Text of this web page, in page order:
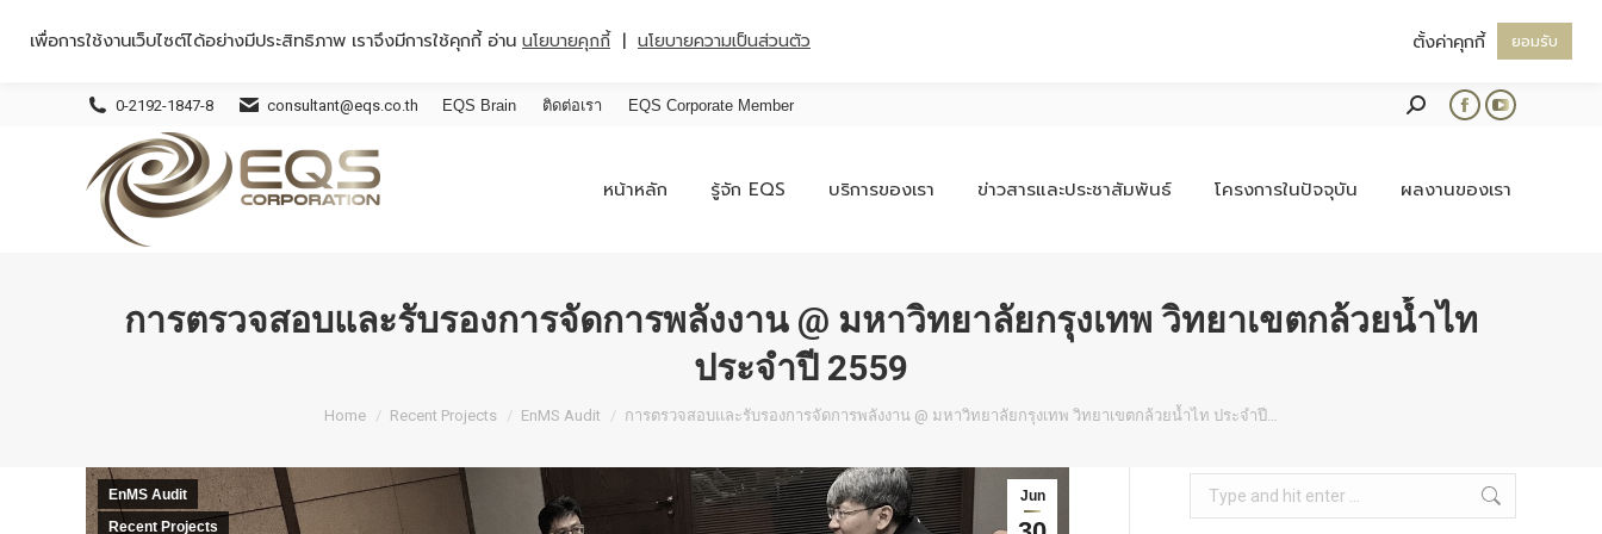
0-2192-1847-8 consultant@eqs.co.th EQS Brain ติดต่อเรา EQS Corporate Member Search:
Facebook
opens
YouTube
opens
หน้าหลัก รู้จัก EQS บริการของเรา ข่าวสารและประชาสัมพันธ์ โครงการในปัจจุบัน ผลงานของเรา
การตรวจสอบและรับรองการจัดการพลังงาน @ มหาวิทยาลัยกรุงเทพ วิทยาเขตกล้วยน้ำไท
ประจำปี 2559
You are here:
Home Recent Projects EnMS Audit การตรวจสอบและรับรองการจัดการพลังงาน @ มหาวิทยาลัยกรุงเทพ วิทยาเขตกล้วยน้ำไท ประจำปี…
Jun
EnMS Audit
Recent Projects
Search:
เพื่อการใช้งานเว็บไซต์ได้อย่างมีประสิทธิภาพ เราจึงมีการใช้คุกกี้ อ่าน นโยบายคุกกี้ | นโยบายความเป็นส่วนตัว ตั้งค่าคุกกี้ ยอมรับ